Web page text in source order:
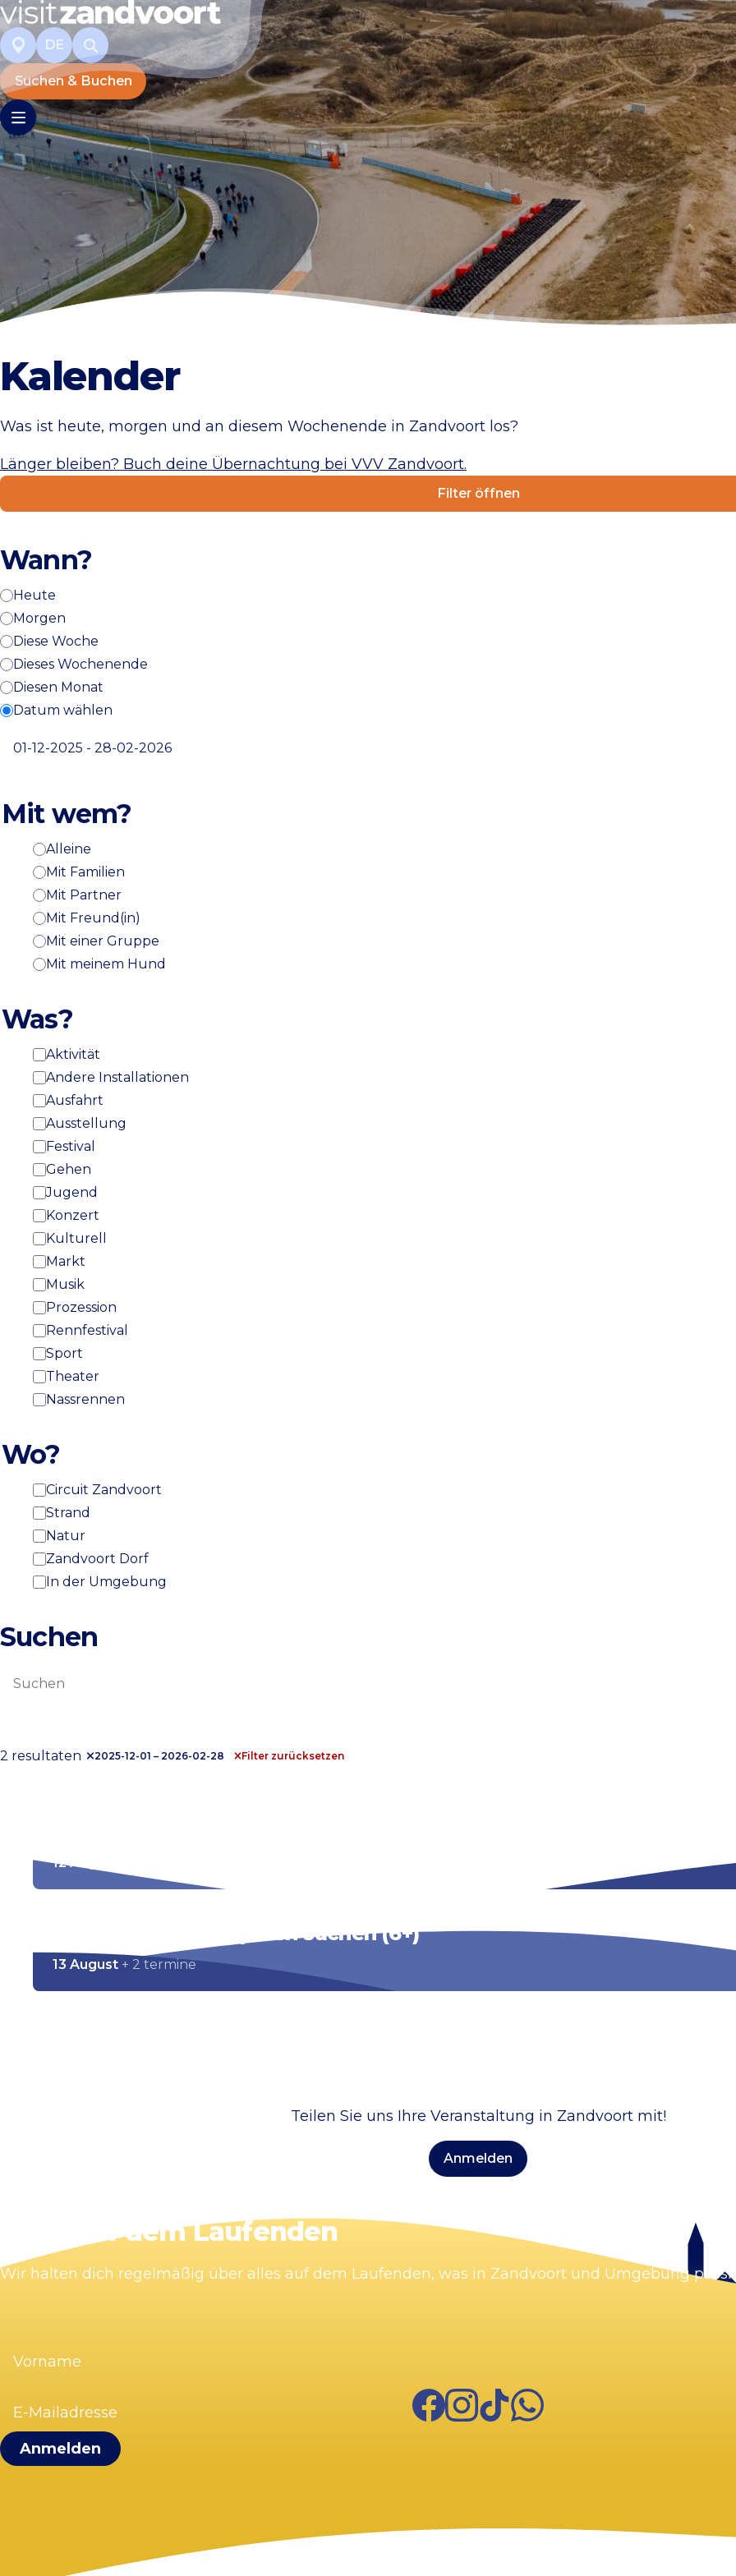
DE
Suchen & Buchen
Kalender
Was ist heute, morgen und an diesem Wochenende in Zandvoort los?
Länger bleiben? Buch deine Übernachtung bei VVV Zandvoort.
Filter öffnen
Wann?
Heute
Morgen
Diese Woche
Dieses Wochenende
Diesen Monat
Datum wählen
Mit wem?
Alleine
Mit Familien
Mit Partner
Mit Freund(in)
Mit einer Gruppe
Mit meinem Hund
Was?
Aktivität
Andere Installationen
Ausfahrt
Ausstellung
Festival
Gehen
Jugend
Konzert
Kulturell
Markt
Musik
Prozession
Rennfestival
Sport
Theater
Nassrennen
Wo?
Circuit Zandvoort
Strand
Natur
Zandvoort Dorf
In der Umgebung
Suchen
2 resultaten 2025-12-01 – 2026-02-28 Filter zurücksetzen
12 August - 31 Dezember
Dünen-Detektiv: Spuren suchen (6+)
13 August + 2 termine
Teilen Sie uns Ihre Veranstaltung in Zandvoort mit!
Anmelden
Bleib auf dem Laufenden
Wir halten dich regelmäßig über alles auf dem Laufenden, was in Zandvoort und Umgebung
(erforderlich)
Mailadresse
FacebookInstagram
TikTokWhatsApp
Visit Zandvoort
Kontakt